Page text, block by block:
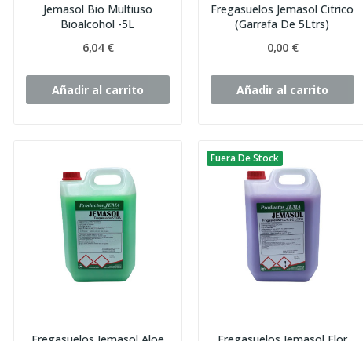
Jemasol Bio Multiuso
Bioalcohol -5L
6,04 €
Añadir al carrito
Fregasuelos Jemasol Citrico
(Garrafa De 5Ltrs)
0,00 €
Añadir al carrito
Fuera De Stock